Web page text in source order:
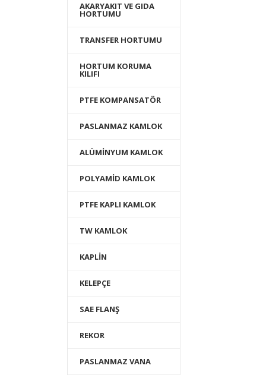
AKARYAKIT VE GIDA
HORTUMU
TRANSFER HORTUMU
HORTUM KORUMA
KILIFI
PTFE KOMPANSATÖR
PASLANMAZ KAMLOK
ALÜMİNYUM KAMLOK
POLYAMİD KAMLOK
PTFE KAPLI KAMLOK
TW KAMLOK
KAPLİN
KELEPÇE
SAE FLANŞ
REKOR
PASLANMAZ VANA